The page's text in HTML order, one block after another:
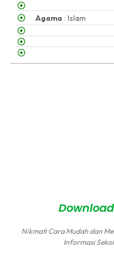
Agama : Islam
Nikmati Cara Mudah dan
Informasi